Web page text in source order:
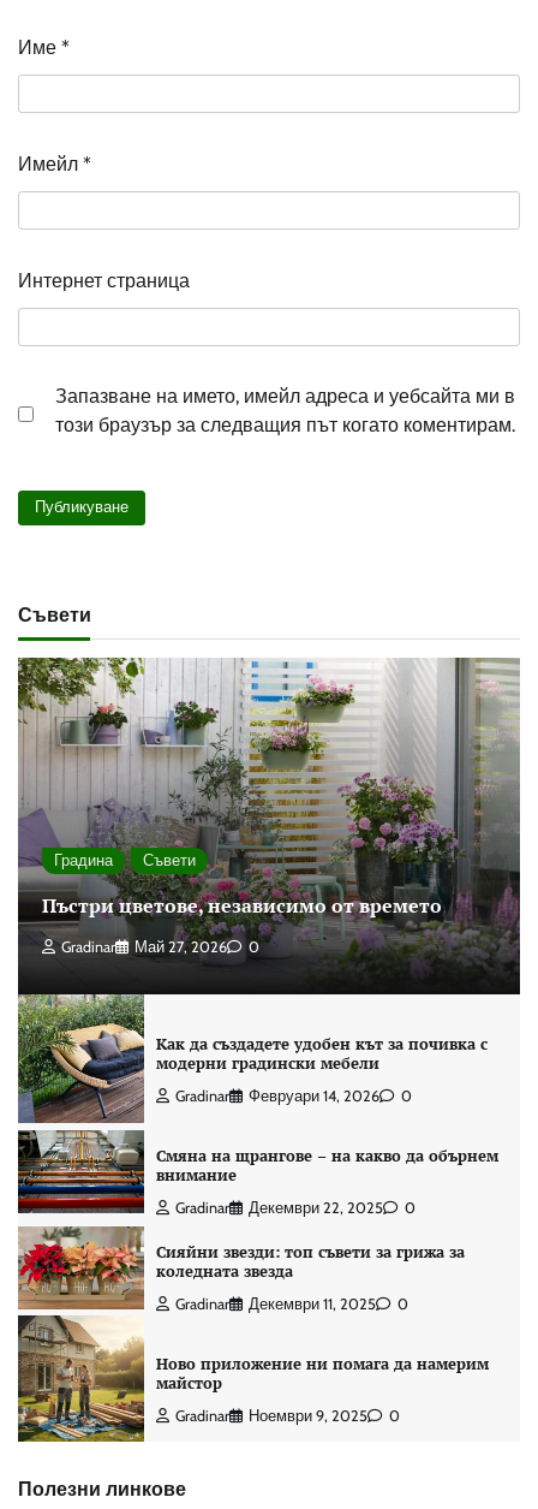
Име *
Имейл *
Интернет страница
Запазване на името, имейл адреса и уебсайта ми в
този браузър за следващия път когато коментирам.
Съвети
Градина Съвети
Пъстри цветове, независимо от времето
Gradinar Май 27, 2026 0
Как да създадете удобен кът за почивка с
модерни градински мебели
Gradinar Февруари 14, 2026 0
Смяна на щрангове – на какво да обърнем
внимание
Gradinar Декември 22, 2025 0
Сияйни звезди: топ съвети за грижа за
коледната звезда
Gradinar Декември 11, 2025 0
Ново приложение ни помага да намерим
майстор
Gradinar Ноември 9, 2025 0
Полезни линкове